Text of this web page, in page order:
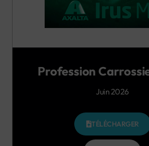
Profession
Juin 2026
TÉLÉCHARGER